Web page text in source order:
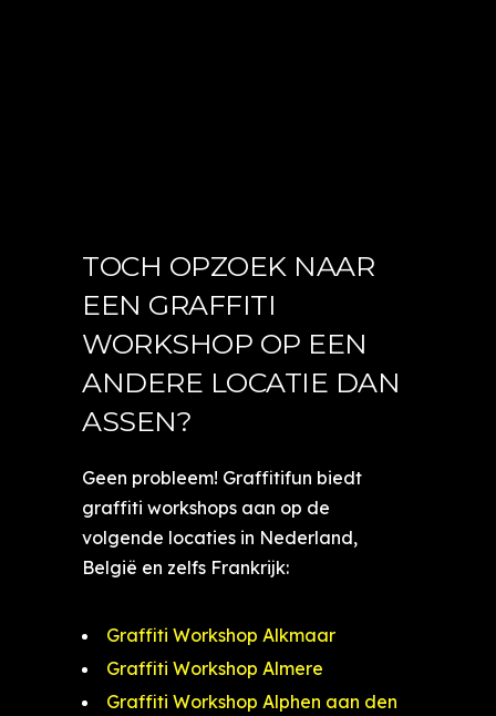
TOCH OPZOEK NAAR
EEN GRAFFITI
WORKSHOP OP EEN
ANDERE LOCATIE DAN
ASSEN?
Geen probleem! Graffitifun biedt
graffiti workshops aan op de
volgende locaties in Nederland,
België en zelfs Frankrijk:
Graffiti Workshop Alkmaar
Graffiti Workshop Almere
Graffiti Workshop Alphen aan den